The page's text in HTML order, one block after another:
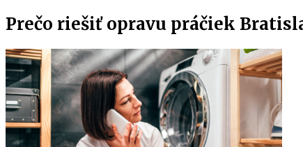
Prečo riešiť opravu práčiek